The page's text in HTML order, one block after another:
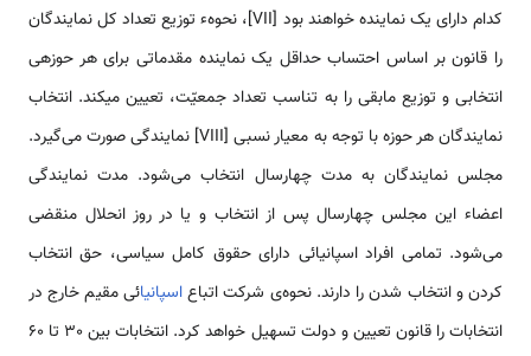
کدام دارای یک نماینده خواهند بود [VII]، نحوهء توزیع تعداد کل نمایندگان
را قانون بر اساس احتساب حداقل یک نماینده مقدماتی برای هر حوزه­ی
انتخابی و توزیع مابقی را به تناسب تعداد جمعیّت، تعیین میکند. انتخاب
نمایندگان هر حوزه با توجه به معیار نسبی [VIII] نمایندگی صورت می‌گیرد.
مجلس نمایندگان به مدت چهارسال انتخاب می‌شود. مدت نمایندگی
اعضاء این مجلس چهارسال پس از انتخاب و یا در روز انحلال منقضی
می‌شود. تمامی افراد اسپانیائی دارای حقوق کامل سیاسی، حق انتخاب
کردن و انتخاب شدن را دارند. نحوه­‌ی شرکت اتباعاسپانیائی مقیم خارج در
انتخابات را قانون تعیین و دولت تسهیل خواهد کرد. انتخابات بین ٣٠ تا ۶٠